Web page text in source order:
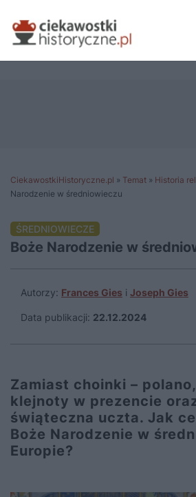
CiekawostkiHistoryczne.pl » Temat » Historia
Narodzenie w średniowieczu
ŚREDNIOWIECZE
Boże Narodzenie w
Autorzy: Frances Gies i Joseph Gies
Data publikacji: 22.12.2024
Zamiast choinki –
klejnoty w prezencie oraz
świąteczna uczta. Jak
Boże Narodzenie w
Europie?